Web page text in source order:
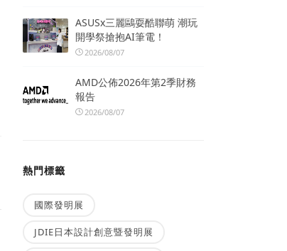
ASUSx三麗鷗耍酷聯萌 潮玩
開學祭搶抱AI筆電！
2026/08/07
AMD公佈2026年第2季財務
報告
2026/08/07
熱門標籤
國際發明展
JDIE日本設計創意暨發明展